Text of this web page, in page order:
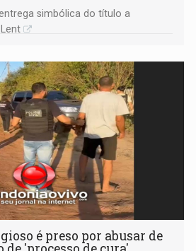
simbólica do título a
é preso por abusar de